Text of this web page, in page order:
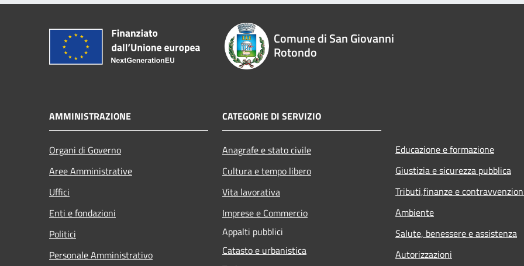
Comune di San Giovanni
Rotondo
AMMINISTRAZIONE
Organi di Governo
Aree Amministrative
Uffici
Enti e fondazioni
Politici
Personale Amministrativo
CATEGORIE DI SERVIZIO
Anagrafe e stato civile
Cultura e tempo libero
Vita lavorativa
Imprese e Commercio
Appalti pubblici
Catasto e urbanistica
Educazione e formazione
Giustizia e sicurezza pubblica
Tributi,finanze e
Ambiente
Salute, benessere e assistenza
Autorizzazioni